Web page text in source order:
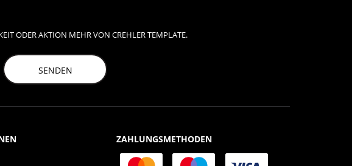
ODER AKTION MEHR VON CREHLER TEMPLATE.
SENDEN
ZAHLUNGSMETHODEN